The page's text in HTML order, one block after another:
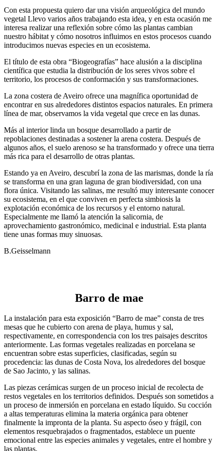
Con esta propuesta quiero dar una visión arqueológica del mundo
vegetal Llevo varios años trabajando esta idea, y en esta ocasión me
interesa realizar una reflexión sobre cómo las plantas cambian
nuestro hábitat y cómo nosotros influimos en estos procesos cuando
introducimos nuevas especies en un ecosistema.
El título de esta obra “Biogeografías” hace alusión a la disciplina
científica que estudia la distribución de los seres vivos sobre el
territorio, los procesos de conformación y sus transformaciones.
La zona costera de Aveiro ofrece una magnífica oportunidad de
encontrar en sus alrededores distintos espacios naturales. En primera
línea de mar, observamos la vida vegetal que crece en las dunas.
Más al interior linda un bosque desarrollado a partir de
repoblaciones destinadas a sostener la arena costera. Después de
algunos años, el suelo arenoso se ha transformado y ofrece una tierra
más rica para el desarrollo de otras plantas.
Estando ya en Aveiro, descubrí la zona de las marismas, donde la ría
se transforma en una gran laguna de gran biodiversidad, con una
flora única. Visitando las salinas, me resultó muy interesante conocer
su ecosistema, en el que conviven en perfecta simbiosis la
explotación económica de los recursos y el entorno natural.
Especialmente me llamó la atención la salicornia, de
aprovechamiento gastronómico, medicinal e industrial. Esta planta
tiene unas formas muy sinuosas.
B.Geisselmann
Barro de mae
La instalación para esta exposición “Barro de mae” consta de tres
mesas que he cubierto con arena de playa, humus y sal,
respectivamente, en correspondencia con los tres paisajes descritos
anteriormente. Las formas vegetales realizadas en porcelana se
encuentran sobre estas superficies, clasificadas, según su
procedencia: las dunas de Costa Nova, los alrededores del bosque
de Sao Jacinto, y las salinas.
Las piezas cerámicas surgen de un proceso inicial de recolecta de
restos vegetales en los territorios definidos. Después son sometidos a
un proceso de inmersión en porcelana en estado líquido. Su cocción
a altas temperaturas elimina la materia orgánica para obtener
finalmente la impronta de la planta. Su aspecto óseo y frágil, con
elementos resquebrajados o fragmentados, establece un puente
emocional entre las especies animales y vegetales, entre el hombre y
las plantas.